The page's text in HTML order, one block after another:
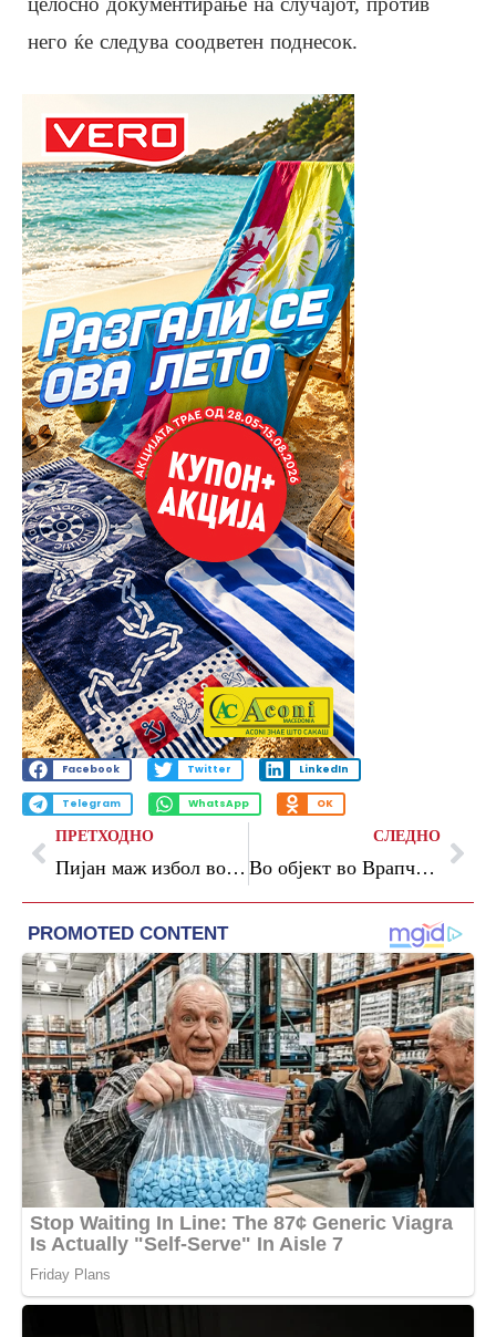
него ќе следува соодветен поднесок.
Facebook Twitter LinkedIn
Telegram WhatsApp OK
ПРЕТХОДНО
Пијан маж избол во вратот 22-годишна девојка: Обид за убиство во Крива Паланка
СЛЕДНО
Во објект во Врапчиште најдени питбули и доберман користени за борби на кучиња